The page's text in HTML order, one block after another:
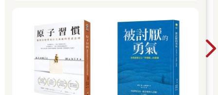
感到不可思議的滿足，他們對今後的醫院生活懷抱期待，在天空
與海面都泛白時終於睡著了。
葉藏沒睡。他不時微微晃動腦袋。臉上到處貼著白色紗布。他被
海浪捲起、撞上礁岩時弄傷了全身。名叫真野年約二十的護士獨
自照顧他。她的左眼眼皮上方，有道略深的傷痕，因此比起另一
隻眼，左眼顯得較大。不過，並不難看。她的紅色上唇不自覺噘